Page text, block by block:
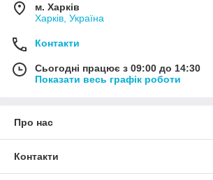
м. Харків
Харків, Україна
Контакти
Сьогодні працює з 09:00 до 14:30
Показати весь графік роботи
Про нас
Контакти